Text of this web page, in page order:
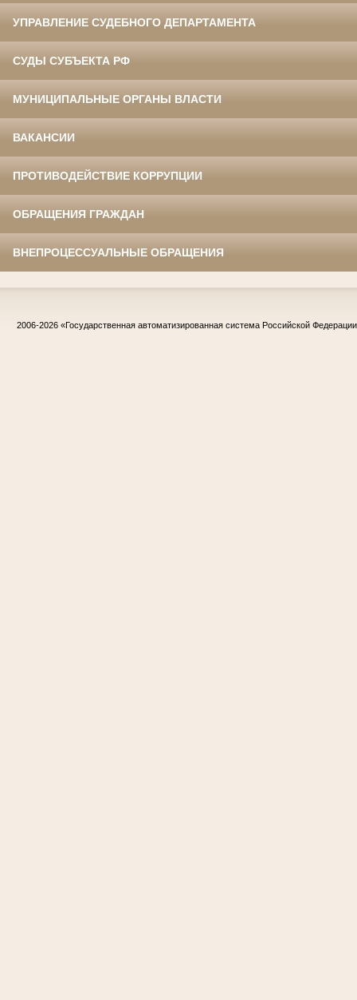
УПРАВЛЕНИЕ СУДЕБНОГО ДЕПАРТАМЕНТА
СУДЫ СУБЪЕКТА РФ
МУНИЦИПАЛЬНЫЕ ОРГАНЫ ВЛАСТИ
ВАКАНСИИ
ПРОТИВОДЕЙСТВИЕ КОРРУПЦИИ
ОБРАЩЕНИЯ ГРАЖДАН
ВНЕПРОЦЕССУАЛЬНЫЕ ОБРАЩЕНИЯ
2006-2026 «Государственная автоматизированная система Российской